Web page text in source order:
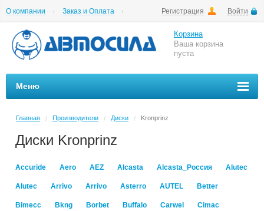
Регистрация Войти
О компании
Заказ и Оплата
Корзина
Ваша корзина
пуста
Меню
Главная / Производители / Диски / Kronprinz
Диски Kronprinz
Accuride Aero AEZ Alcasta Alcasta_Россия Alutec
Alutec Arrivo Arrivo Asterro AUTEL Better
Bimecc Bkng Borbet Buffalo Carwel Cimac